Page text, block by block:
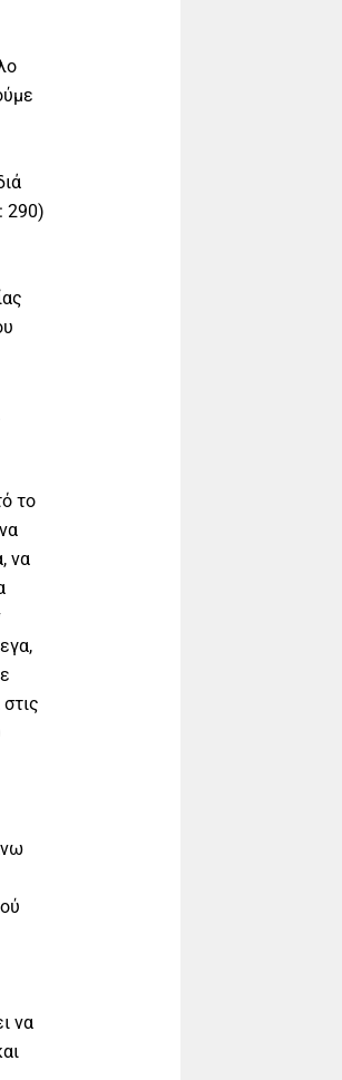
290)
το
να
να